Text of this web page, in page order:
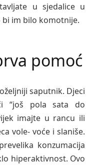
u sjedalice u
bi im bilo komotnije.
pomoć
saputnik. Djeci
“još pola sata do
imajte u rancu ili
vole- voće i slaniše.
konzumacija
hiperaktivnost. Ovo